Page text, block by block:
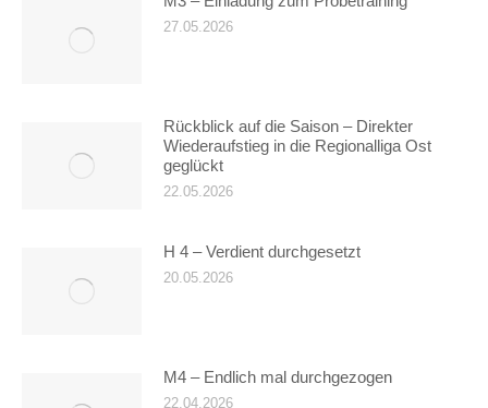
27.05.2026
Rückblick auf die Saison – Direkter
Wiederaufstieg in die Regionalliga Ost
geglückt
22.05.2026
H 4 – Verdient durchgesetzt
20.05.2026
M4 – Endlich mal durchgezogen
22.04.2026